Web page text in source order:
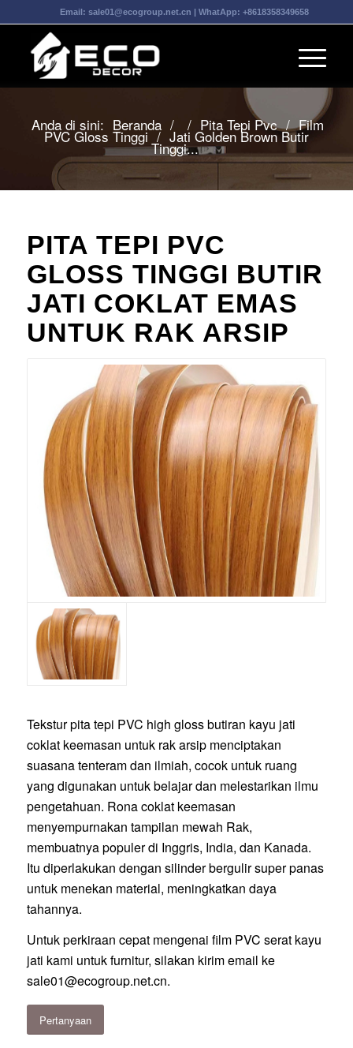
Email: sale01@ecogroup.net.cn | WhatApp: +8618358349658
Anda di sini: Beranda / / Pita Tepi Pvc / Film
PVC Gloss Tinggi / Jati Golden Brown Butir
Tinggi...
PITA TEPI PVC
GLOSS TINGGI BUTIR
JATI COKLAT EMAS
UNTUK RAK ARSIP
Tekstur pita tepi PVC high gloss butiran kayu jati
coklat keemasan untuk rak arsip menciptakan
suasana tenteram dan ilmiah, cocok untuk ruang
yang digunakan untuk belajar dan melestarikan ilmu
pengetahuan. Rona coklat keemasan
menyempurnakan tampilan mewah Rak,
membuatnya populer di Inggris, India, dan Kanada.
Itu diperlakukan dengan silinder bergulir super panas
untuk menekan material, meningkatkan daya
tahannya.
Untuk perkiraan cepat mengenai film PVC serat kayu
jati kami untuk furnitur, silakan kirim email ke
sale01@ecogroup.net.cn.
Pertanyaan